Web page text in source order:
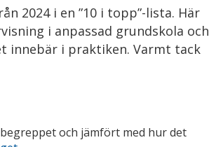
2024 i en ”10 i topp”-lista. Här
i anpassad grundskola och
innebär i praktiken. Varmt tack
och jämfört med hur det